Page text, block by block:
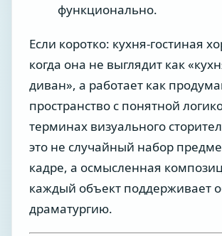
функционально.
Если коротко: кухня-гостиная
когда она не выглядит как
диван», а работает как
пространство с понятной
терминах визуального
это не случайный набор
кадре, а осмысленная
каждый объект поддерживает
драматургию.